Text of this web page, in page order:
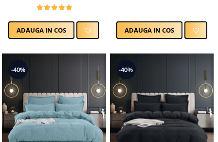
ADAUGA IN COS ADAUGA IN COS
-40% -40%